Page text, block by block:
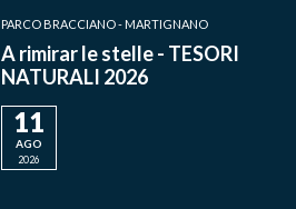
PARCO BRACCIANO - MARTIGNANO
A rimirar le stelle - TESORI
NATURALI 2026
11
AGO
2026